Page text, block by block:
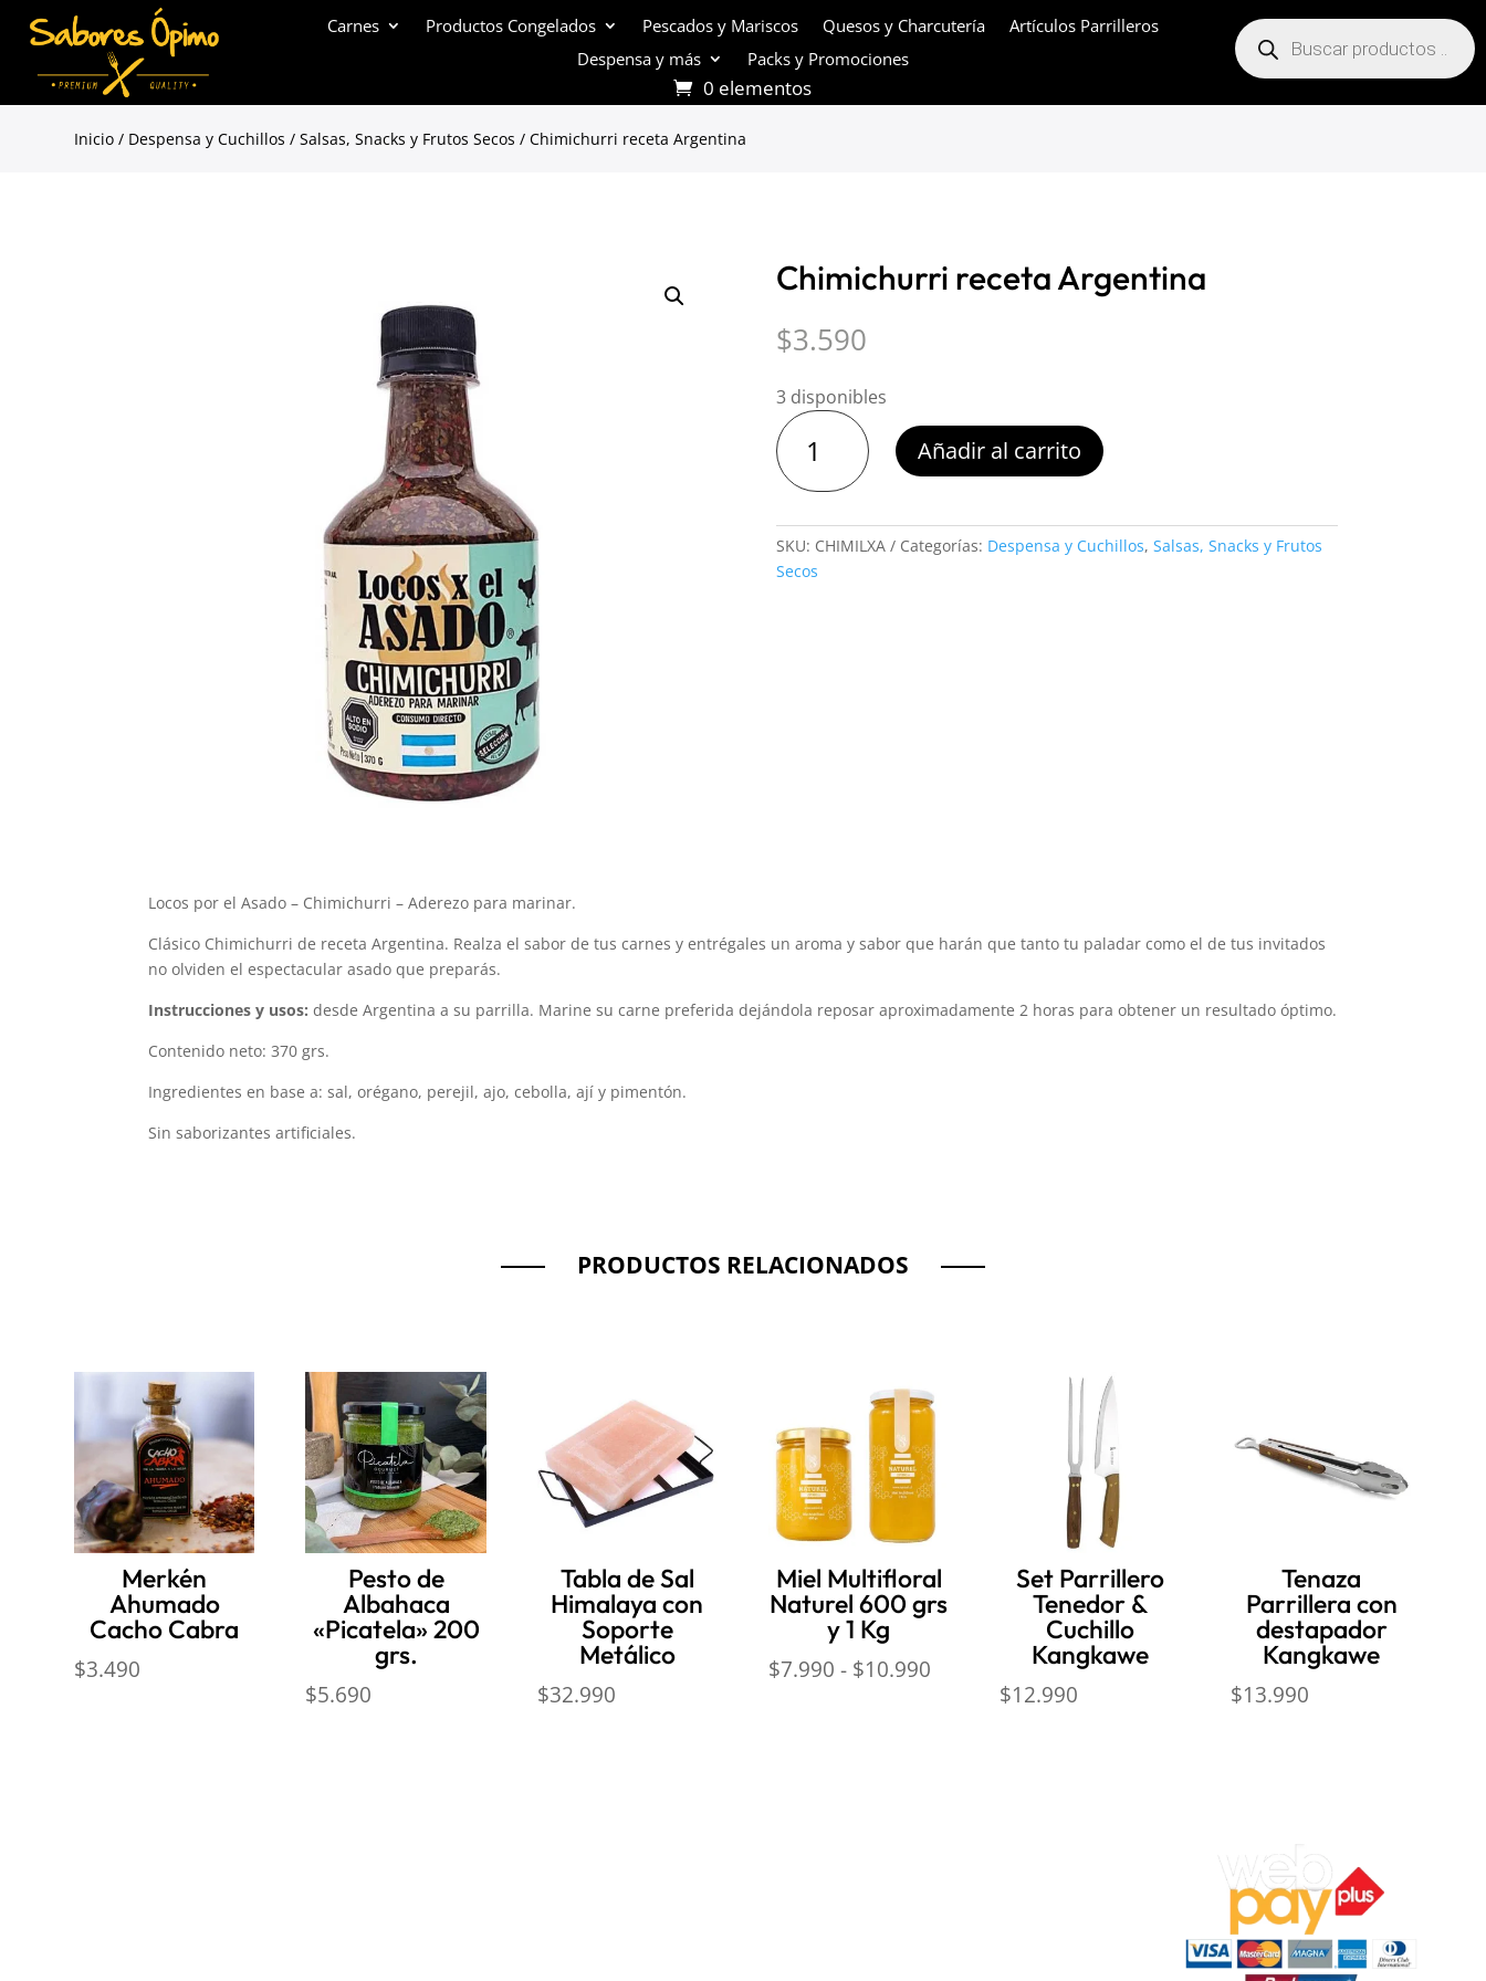
Carnes Productos Congelados Pescados y Mariscos Quesos y Charcutería
Artículos Parrilleros
Despensa y más
Packs y Promociones
0 elementos
Búsqueda
de
productos
Inicio / Despensa y Cuchillos /Salsas, Snacks y Frutos Secos / Chimichurri receta Argentina
Chimichurri receta Argentina
$3.590
3 disponibles
Chimichurri
receta
Argentina
cantidad
Añadir al carrito
SKU: CHIMILXA Categorías: Despensa y Cuchillos, Salsas, Snacks y Frutos
Secos
Locos por el Asado – Chimichurri – Aderezo para marinar.
Clásico Chimichurri de receta Argentina. Realza el sabor de tus carnes y entrégales un aroma y sabor que harán que tanto tu paladar como el de tus invitados
no olviden el espectacular asado que preparás.
Instrucciones y usos: desde Argentina a su parrilla. Marine su carne preferida dejándola reposar aproximadamente 2 horas para obtener un resultado óptimo.
Contenido neto: 370 grs.
Ingredientes en base a: sal, orégano, perejil, ajo, cebolla, ají y pimentón.
Sin saborizantes artificiales.
PRODUCTOS RELACIONADOS
Merkén
Ahumado
Cacho Cabra
$3.490
Pesto de
Albahaca
«Picatela» 200
grs.
$5.690
Tabla de Sal
Himalaya con
Soporte
Metálico
$32.990
Miel Multifloral
Naturel 600 grs
y 1 Kg
$7.990 - $10.990Rango
Set Parrillero
Tenedor &
Cuchillo
Kangkawe
$12.990
Tenaza
Parrillera con
destapador
Kangkawe
$13.990